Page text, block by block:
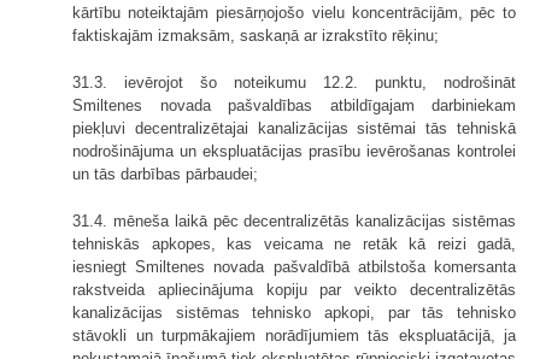
kārtību noteiktajām piesārņojošo vielu koncentrācijām, pēc to
faktiskajām izmaksām, saskaņā ar izrakstīto rēķinu;
31.3. ievērojot šo noteikumu 12.2. punktu, nodrošināt
Smiltenes novada pašvaldības atbildīgajam darbiniekam
piekļuvi decentralizētajai kanalizācijas sistēmai tās tehniskā
nodrošinājuma un ekspluatācijas prasību ievērošanas kontrolei
un tās darbības pārbaudei;
31.4. mēneša laikā pēc decentralizētās kanalizācijas sistēmas
tehniskās apkopes, kas veicama ne retāk kā reizi gadā,
iesniegt Smiltenes novada pašvaldībā atbilstoša komersanta
rakstveida apliecinājuma kopiju par veikto decentralizētās
kanalizācijas sistēmas tehnisko apkopi, par tās tehnisko
stāvokli un turpmākajiem norādījumiem tās ekspluatācijā, ja